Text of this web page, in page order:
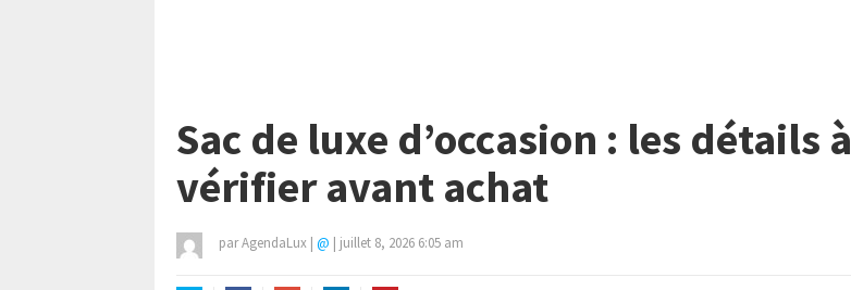
Sac de luxe d’occasion : les détails à
vérifier avant achat
parAgendaLux | @ | juillet 8, 2026 6:05 am